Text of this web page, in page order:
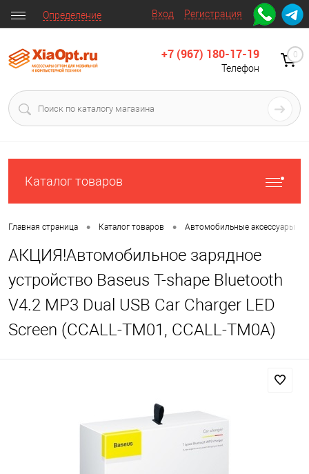
Вход Регистрация
Определение
+7 (967) 180-17-19
Телефон
0
Каталог товаров
Главная страница • Каталог товаров • Автомобильные аксессуары
АКЦИЯ!Автомобильное зарядное
устройство Baseus T-shape Bluetooth
V4.2 MP3 Dual USB Car Charger LED
Screen (CCALL-TM01, CCALL-TM0A)